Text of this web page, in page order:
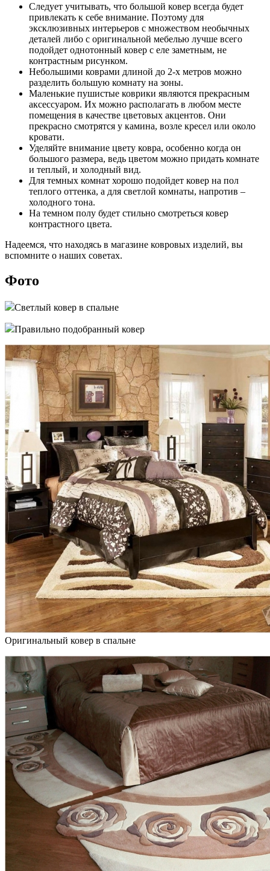
Следует учитывать, что большой ковер всегда будет
привлекать к себе внимание. Поэтому для
эксклюзивных интерьеров с множеством необычных
деталей либо с оригинальной мебелью лучше всего
подойдет однотонный ковер с еле заметным, не
контрастным рисунком.
Небольшими коврами длиной до 2-х метров можно
разделить большую комнату на зоны.
Маленькие пушистые коврики являются прекрасным
аксессуаром. Их можно располагать в любом месте
помещения в качестве цветовых акцентов. Они
прекрасно смотрятся у камина, возле кресел или около
кровати.
Уделяйте внимание цвету ковра, особенно когда он
большого размера, ведь цветом можно придать комнате
и теплый, и холодный вид.
Для темных комнат хорошо подойдет ковер на пол
теплого оттенка, а для светлой комнаты, напротив –
холодного тона.
На темном полу будет стильно смотреться ковер
контрастного цвета.
Надеемся, что находясь в магазине ковровых изделий, вы
вспомните о наших советах.
Фото
Светлый ковер в спальне
Правильно подобранный ковер
Оригинальный ковер в спальне